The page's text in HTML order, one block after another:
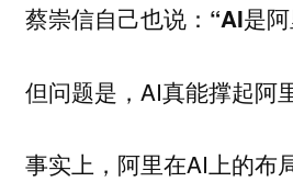
蔡崇信自己也说： “AI是
但问题是，AI真能撑起阿
事实上，阿里在AI上的布